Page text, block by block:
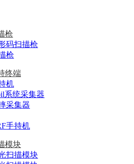
枪
码扫描枪
枪
终端
机
系统采集器
采集器
手持机
模块
扫描模块